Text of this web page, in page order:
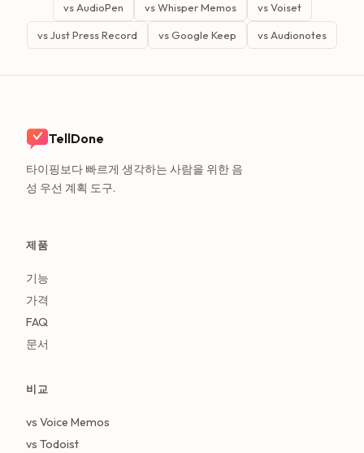
vs AudioPen vs Whisper Memos vs Voiset
vs Just Press Record vs Google Keep vs Audionotes
TellDone
타이핑보다 빠르게 생각하는 사람을 위한 음
성 우선 계획 도구.
제품
기능
가격
FAQ
문서
비교
vs Voice Memos
vs Todoist